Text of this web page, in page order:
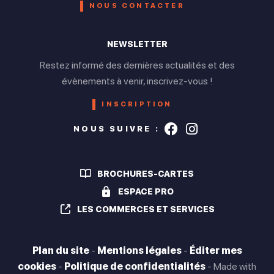
Vendredi
Ouvert de 09h à 12h et de 13h à 18h
Fermé
Toute l'année
12h et de 13h à 18h.
Fermeture congés: 3 premières semaines d'août.
NOUS CONTACTER
NEWSLETTER
Restez informé des dernières actualités et des
évènements à venir, inscrivez-vous !
INSCRIPTION
NOUS SUIVRE : Suivez-nous
Suivez-
BROCHURES-CARTES
ESPACE PRO
LES COMMERCES ET SERVICES
Plan du site - Mentions légales - Éditer mes
cookies - Politique de confidentialités - Made with